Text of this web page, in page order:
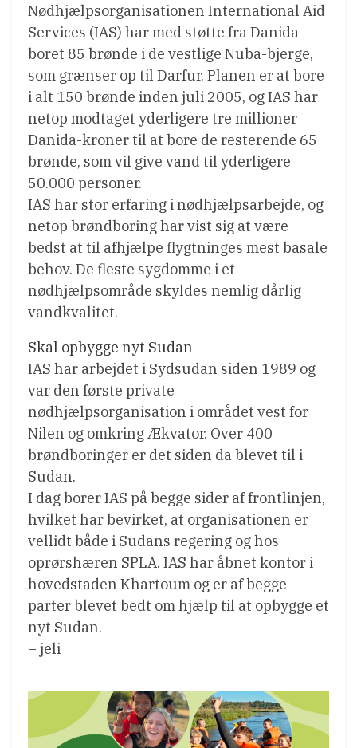
Nødhjælpsorganisationen International Aid
Services (IAS) har med støtte fra Danida
boret 85 brønde i de vestlige Nuba-bjerge,
som grænser op til Darfur. Planen er at bore
i alt 150 brønde inden juli 2005, og IAS har
netop modtaget yderligere tre millioner
Danida-kroner til at bore de resterende 65
brønde, som vil give vand til yderligere
50.000 personer.
IAS har stor erfaring i nødhjælpsarbejde, og
netop brøndboring har vist sig at være
bedst at til afhjælpe flygtninges mest basale
behov. De fleste sygdomme i et
nødhjælpsområde skyldes nemlig dårlig
vandkvalitet.
Skal opbygge nyt Sudan
IAS har arbejdet i Sydsudan siden 1989 og
var den første private
nødhjælpsorganisation i området vest for
Nilen og omkring Ækvator. Over 400
brøndboringer er det siden da blevet til i
Sudan.
I dag borer IAS på begge sider af frontlinjen,
hvilket har bevirket, at organisationen er
vellidt både i Sudans regering og hos
oprørshæren SPLA. IAS har åbnet kontor i
hovedstaden Khartoum og er af begge
parter blevet bedt om hjælp til at opbygge et
nyt Sudan.
– jeli